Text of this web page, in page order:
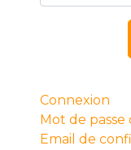
Connexion
Mot de passe
Email de